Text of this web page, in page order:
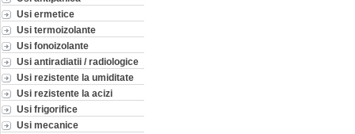
Usi ermetice
Usi termoizolante
Usi fonoizolante
Usi antiradiatii / radiologice
Usi rezistente la umiditate
Usi rezistente la acizi
Usi frigorifice
Usi mecanice